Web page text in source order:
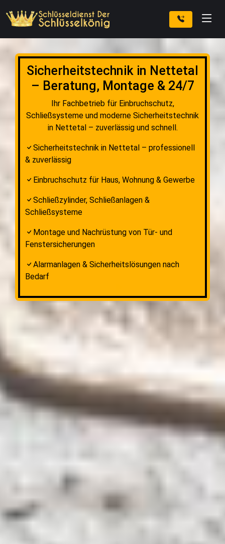
Sicherheitstechnik in Nettetal
– Beratung, Montage & 24/7
Ihr Fachbetrieb für Einbruchschutz,
Schließsysteme und moderne Sicherheitstechnik
in Nettetal – zuverlässig und schnell.
Sicherheitstechnik in Nettetal – professionell
& zuverlässig
Einbruchschutz für Haus, Wohnung & Gewerbe
Schließzylinder, Schließanlagen &
Schließsysteme
Montage und Nachrüstung von Tür- und
Fenstersicherungen
Alarmanlagen & Sicherheitslösungen nach
Bedarf